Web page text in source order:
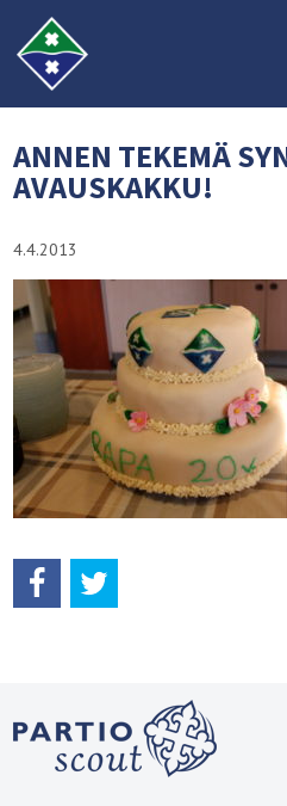
ANNEN TEKEMÄ
AVAUSKAKKU!
4.4.2013